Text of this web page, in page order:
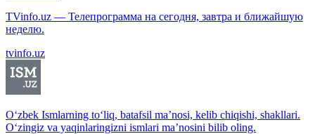
TVinfo.uz — Телепрограмма на сегодня, завтра и ближайшую
неделю.
tvinfo.uz
O‘zbek Ismlarning to‘liq, batafsil ma’nosi, kelib chiqishi, shakllari.
O‘zingiz va yaqinlaringizni ismlari ma’nosini bilib oling.